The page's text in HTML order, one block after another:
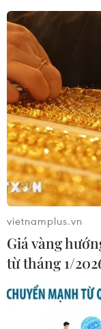
vietnamplus.vn
Giá vàng
từ tháng 1/